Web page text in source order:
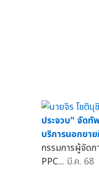
ประจวบ" จัด
บริการนอกชา
กรรมการผู้จัดก
PPC... มี.ค. 68